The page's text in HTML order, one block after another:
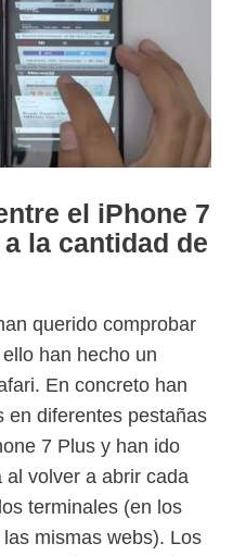
el iPhone 7
la cantidad de
querido comprobar
han hecho un
En concreto han
en diferentes pestañas
7 Plus y han ido
volver a abrir cada
terminales (en los
mismas webs). Los